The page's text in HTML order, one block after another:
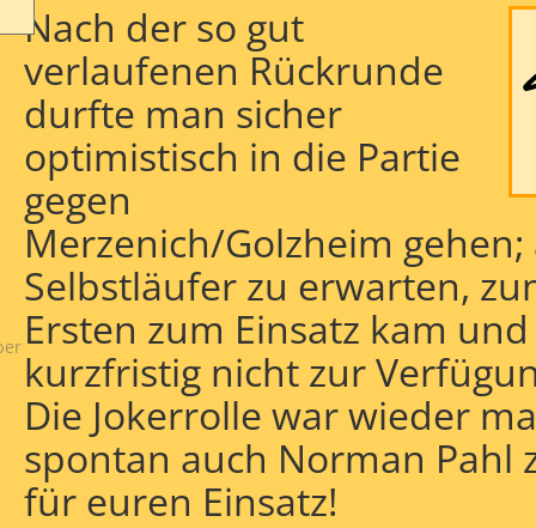
Nach der so gut
verlaufenen Rückrunde
durfte man sicher
optimistisch in die Partie
gegen
Merzenich/Golzheim
Selbstläufer zu erwarten,
Ersten zum Einsatz kam
kurzfristig nicht zur
Die Jokerrolle war wieder
spontan auch Norman Pahl
für euren Einsatz!